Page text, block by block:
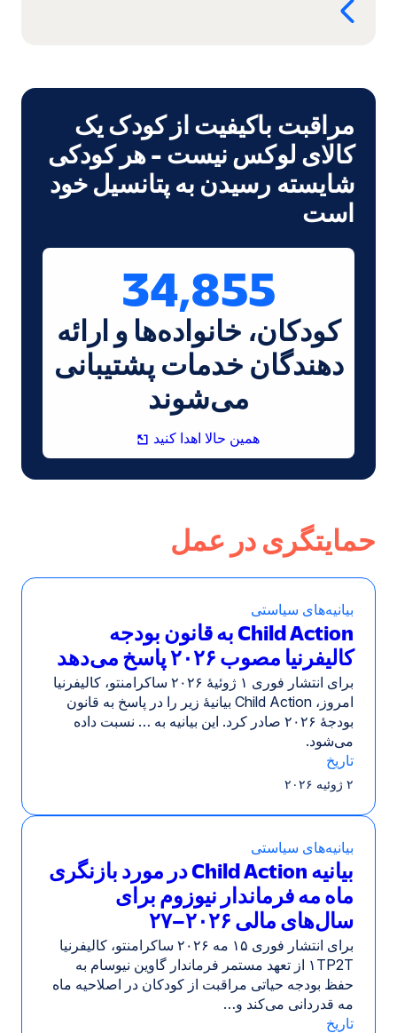
مراقبت باکیفیت از کودک یک
کالای لوکس نیست - هر کودکی
شایسته رسیدن به پتانسیل خود
است
34,855
کودکان، خانواده‌ها و ارائه
دهندگان خدمات پشتیبانی
می‌شوند
همین حالا اهدا کنید
(در
پنجره
جدید
حمایتگری در عمل
Child Action به قانون بودجه
کالیفرنیا مصوب ۲۰۲۶ پاسخ می‌دهد
بیانیه‌های سیاستی
برای انتشار فوری ۱ ژوئیهٔ ۲۰۲۶ ساکرامنتو، کالیفرنیا
امروز، Child Action بیانیهٔ زیر را در پاسخ به قانون
بودجهٔ ۲۰۲۶ صادر کرد. این بیانیه به … نسبت داده
می‌شود.
تاریخ
۲ ژوئیه ۲۰۲۶
بیانیه Child Action در مورد بازنگری
ماه مه فرماندار نیوزوم برای
سال‌های مالی ۲۰۲۶–۲۷
بیانیه‌های سیاستی
برای انتشار فوری ۱۵ مه ۲۰۲۶ ساکرامنتو، کالیفرنیا
۱TP2T از تعهد مستمر فرماندار گاوین نیوسام به
حفظ بودجه حیاتی مراقبت از کودکان در اصلاحیه ماه
مه قدردانی می‌کند و…
تاریخ